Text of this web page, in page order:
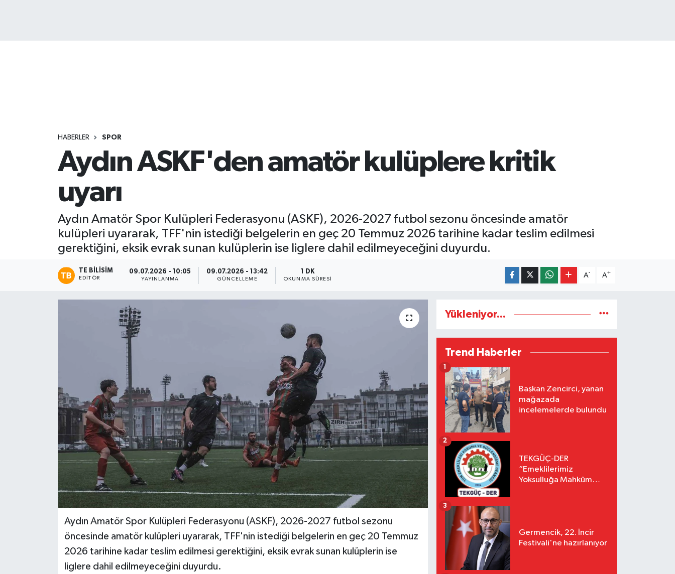
HABERLER SPOR
Aydın ASKF'den amatör kulüplere kritik
uyarı
Aydın Amatör Spor Kulüpleri Federasyonu (ASKF), 2026-2027 futbol sezonu öncesinde amatör
kulüpleri uyararak, TFF'nin istediği belgelerin en geç 20 Temmuz 2026 tarihine kadar teslim edilmesi
gerektiğini, eksik evrak sunan kulüplerin ise liglere dahil edilmeyeceğini duyurdu.
TE BILISIM
EDITÖR
09.07.2026 - 10:05
YAYINLANMA
09.07.2026 - 13:42
GÜNCELLEME
1 DK
OKUNMA SÜRESI
A- A+
Aydın Amatör Spor Kulüpleri Federasyonu (ASKF), 2026-2027 futbol sezonu
öncesinde amatör kulüpleri uyararak, TFF'nin istediği belgelerin en geç 20 Temmuz
2026 tarihine kadar teslim edilmesi gerektiğini, eksik evrak sunan kulüplerin ise
liglere dahil edilmeyeceğini duyurdu.
Yükleniyor...
Trend Haberler
Başkan Zencirci, yanan
mağazada
incelemelerde bulundu
1
TEKGÜÇ-DER
“Emeklilerimiz
Yoksulluğa Mahkûm
2
Germencik, 22. İncir
Festivali'ne hazırlanıyor
3